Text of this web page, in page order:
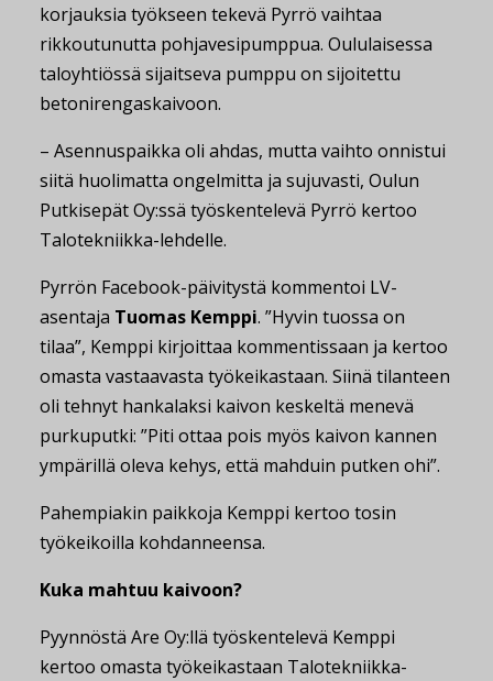
korjauksia työkseen tekevä Pyrrö vaihtaa
rikkoutunutta pohjavesipumppua. Oululaisessa
taloyhtiössä sijaitseva pumppu on sijoitettu
betonirengaskaivoon.
– Asennuspaikka oli ahdas, mutta vaihto onnistui
siitä huolimatta ongelmitta ja sujuvasti, Oulun
Putkisepät Oy:ssä työskentelevä Pyrrö kertoo
Talotekniikka-lehdelle.
Pyrrön Facebook-päivitystä kommentoi LV-
asentaja Tuomas Kemppi. ”Hyvin tuossa on
tilaa”, Kemppi kirjoittaa kommentissaan ja kertoo
omasta vastaavasta työkeikastaan. Siinä tilanteen
oli tehnyt hankalaksi kaivon keskeltä menevä
purkuputki: ”Piti ottaa pois myös kaivon kannen
ympärillä oleva kehys, että mahduin putken ohi”.
Pahempiakin paikkoja Kemppi kertoo tosin
työkeikoilla kohdanneensa.
Kuka mahtuu kaivoon?
Pyynnöstä Are Oy:llä työskentelevä Kemppi
kertoo omasta työkeikastaan Talotekniikka-